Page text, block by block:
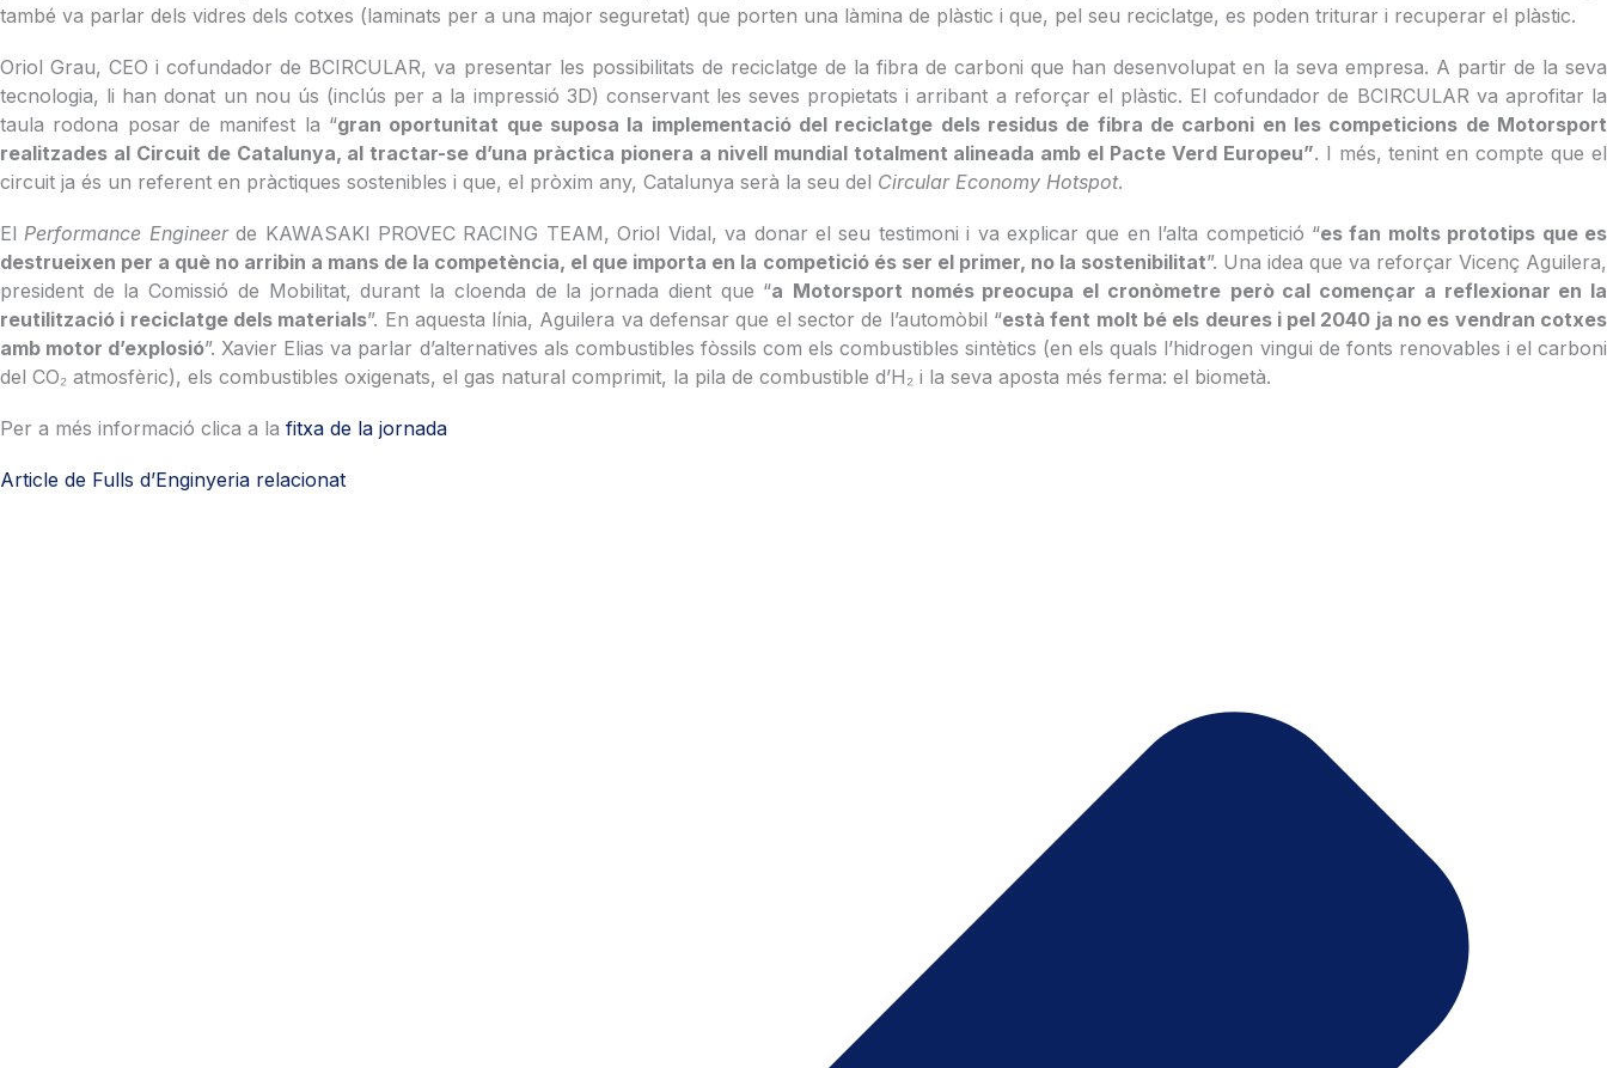
també va parlar dels vidres dels cotxes (laminats per a una major seguretat) que porten una làmina de plàstic i que, pel seu reciclatge, es poden triturar i recuperar el plàstic.
Oriol Grau, CEO i cofundador de BCIRCULAR, va presentar les possibilitats de reciclatge de la fibra de carboni que han desenvolupat en la seva empresa. A partir de la seva
tecnologia, li han donat un nou ús (inclús per a la impressió 3D) conservant les seves propietats i arribant a reforçar el plàstic. El cofundador de BCIRCULAR va aprofitar la
taula rodona posar de manifest la “gran oportunitat que suposa la implementació del reciclatge dels residus de fibra de carboni en les competicions de Motorsport
realitzades al Circuit de Catalunya, al tractar-se d’una pràctica pionera a nivell mundial totalment alineada amb el Pacte Verd Europeu”. I més, tenint en compte que el
circuit ja és un referent en pràctiques sostenibles i que, el pròxim any, Catalunya serà la seu del Circular Economy Hotspot.
ElPerformance Engineerde KAWASAKI PROVEC RACING TEAM, Oriol Vidal, va donar el seu testimoni i va explicar que en l’alta competició “es fan molts prototips que es
destrueixen per a què no arribin a mans de la competència, el que importa en la competició és ser el primer, no la sostenibilitat”. Una idea que va reforçar Vicenç Aguilera,
president de la Comissió de Mobilitat, durant la cloenda de la jornada dient que “a Motorsport només preocupa el cronòmetre però cal començar a reflexionar en la
reutilització i reciclatge dels materials”. En aquesta línia, Aguilera va defensar que el sector de l’automòbil “està fent molt bé els deures i pel 2040 ja no es vendran cotxes
amb motor d’explosió”. Xavier Elias va parlar d’alternatives als combustibles fòssils com els combustibles sintètics (en els quals l’hidrogen vingui de fonts renovables i el carboni
del CO₂ atmosfèric), els combustibles oxigenats, el gas natural comprimit, la pila de combustible d’H₂ i la seva aposta més ferma: el biometà.
Per a més informació clica a la fitxa de la jornada
Article de Fulls d’Enginyeria relacionat